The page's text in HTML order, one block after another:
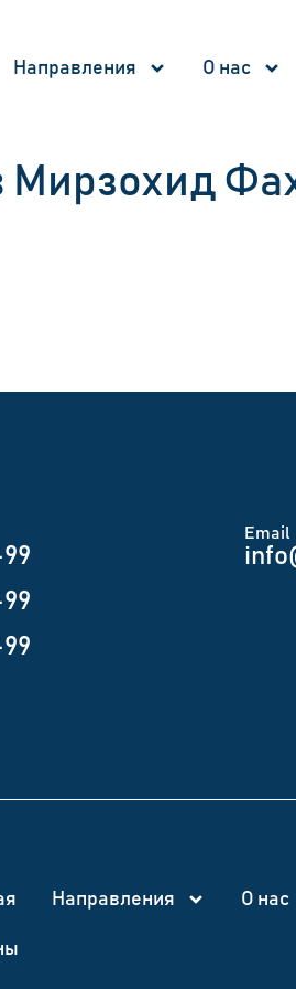
Направления О нас
Мирзохид
Email
Направления О нас